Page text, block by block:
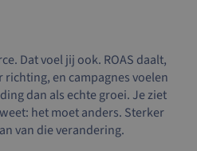
Dat voel jij ook. ROAS daalt,
en campagnes voelen
dan als echte groei. Je ziet
het moet anders. Sterker
van die verandering.